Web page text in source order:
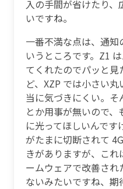
入の手間が省けたり
いですね。
一番不満な点は、通知
いうところです。Z1
てくれたのでパッと
ど、XZP では小さい
当に気づきにくい。
とか用事が無いので
に光ってほしいんで
がたまに切断されて
きがありますが、こ
ームウェアで改善さ
ないみたいですね、期